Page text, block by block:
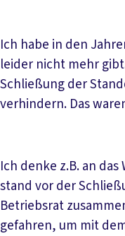
Ich habe in den
leider nicht mehr
Schließung der
verhindern. Das
Ich denke z.B. an
stand vor der
Betriebsrat
gefahren, um mit